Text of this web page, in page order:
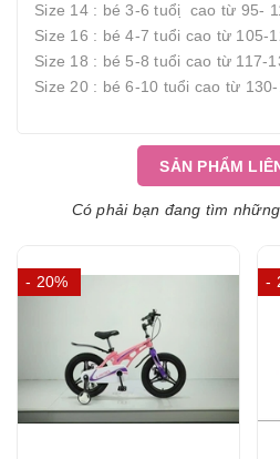
Size 14 : bé 3-6 tuổi ̣ cao từ 95-
Size 16 : bé 4-7 tuổi cao từ 105-
Size 18 : bé 5-8 tuổi cao từ 117-
Size 20 : bé 6-10 tuổi cao từ
SẢN PHẨM
Có phải bạn đang tìm
- 20% -